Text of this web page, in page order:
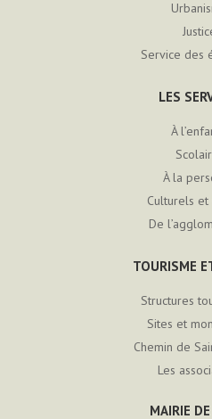
Service des
LES
À
À la
Culturels
De
TOURISME
Structures
Sites et
Chemin de
Les
MAIRIE